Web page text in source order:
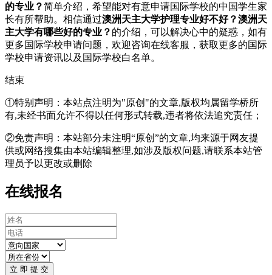
的专业？简单介绍，希望能对有意申请国际学校的中国学生家
长有所帮助。相信通过澳洲天主大学护理专业好不好？澳洲天
主大学有哪些好的专业？ 的介绍，可以解决心中的疑惑，如有
更多国际学校申请问题，欢迎咨询在线客服 ，获取更多的国际
学校申请资讯以及国际学校白名单。
结束
①特别声明：本站点注明为"原创"的文章,版权均属留学桥所
有,未经书面允许不得以任何形式转载,违者将依法追究责任；
②免责声明：本站部分未注明“原创”的文章,均来源于网友提
供或网络搜集由本站编辑整理,如涉及版权问题,请联系本站管
理员予以更改或删除
在线报名
立 即 提 交